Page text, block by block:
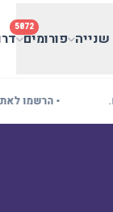
שנייה פורומים
5872
• הרשמו לאתר